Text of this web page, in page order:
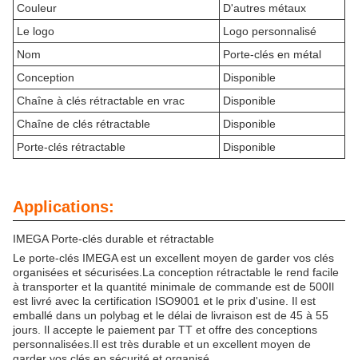
Couleur
D'autres métaux
Le logo
Logo personnalisé
Nom
Porte-clés en métal
Conception
Disponible
Chaîne à clés rétractable en vrac
Disponible
Chaîne de clés rétractable
Disponible
Porte-clés rétractable
Disponible
Applications:
IMEGA Porte-clés durable et rétractable
Le porte-clés IMEGA est un excellent moyen de garder vos clés
organisées et sécurisées.La conception rétractable le rend facile
à transporter et la quantité minimale de commande est de 500Il
est livré avec la certification ISO9001 et le prix d'usine. Il est
emballé dans un polybag et le délai de livraison est de 45 à 55
jours. Il accepte le paiement par TT et offre des conceptions
personnalisées.Il est très durable et un excellent moyen de